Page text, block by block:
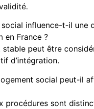
influence-t-il une
en France ?
stable peut être
d’intégration.
social peut-il
procédures sont